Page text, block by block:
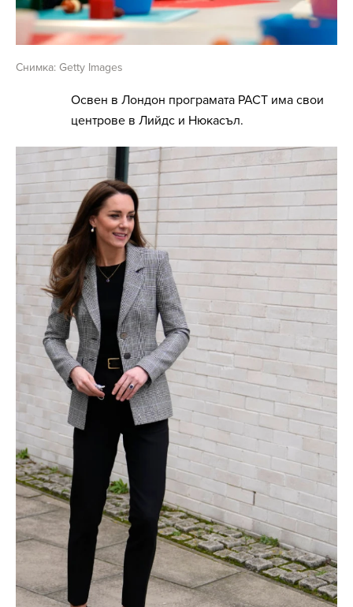
Снимка: Getty Images
Освен в Лондон програмата PACT има свои
центрове в Лийдс и Нюкасъл.